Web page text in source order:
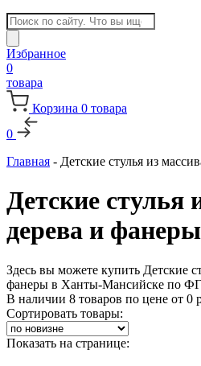
Поиск
товаров
Избранное
0
товара
Корзина 0 товара
0
Главная - Детские стулья из
Детские стулья
дерева и фанеры
Здесь вы можете купить Детские
фанеры в Ханты-Мансийске по
В наличии 8 товаров по цене от 0
Сортировать товары:
Показать на странице: